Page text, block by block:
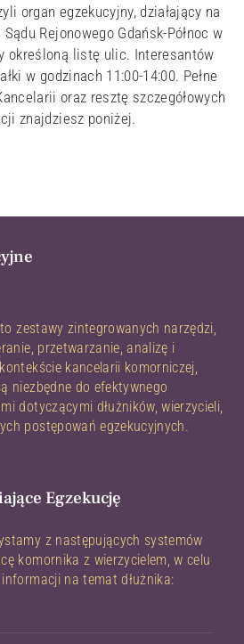
organ egzekucyjny, działający na
Rejonowego Gdańsk-Północ w
określoną listę ulic. Interesantów
w godzinach 11:00-14:00. Pełne
oraz resztę szczegółowych
znajdziesz poniżej.
to zestawy zintegrowanych narzędzi,
przetwarzanie, analizę i
kancelarii komorniczej,
niezbędne do efektywnego
dotyczącymi dłużników, wierzycieli,
postępowań egzekucyjnych.
Egzekucję
z następujących systemów
komornika z wierzycielem, w celu
na temat dłużnika: